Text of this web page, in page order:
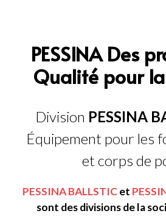
PESSINA Des
Qualité pour
Division PESSINA
Équipement pour les
et corps de
PESSINA BALLSTICet
sont des divisions de la